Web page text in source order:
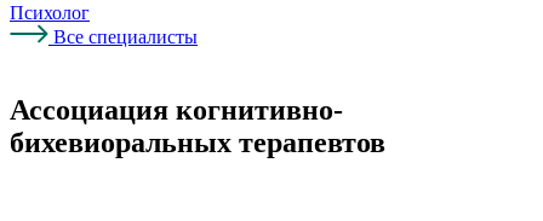
Психолог
Все специалисты
Ассоциация когнитивно-
бихевиоральных терапевтов